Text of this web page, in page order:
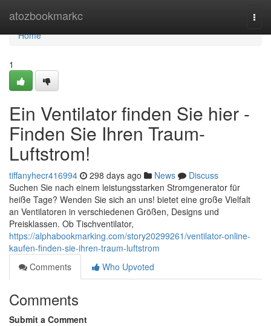
atozbookmarkc
Home
Home
1
Ein Ventilator finden Sie hier -
Finden Sie Ihren Traum-
Luftstrom!
tiffanyhecr416994 298 days ago News
Discuss
Suchen Sie nach einem leistungsstarken Stromgenerator für
heiße Tage? Wenden Sie sich an uns! bietet eine große Vielfalt
an Ventilatoren in verschiedenen Größen, Designs und
Preisklassen. Ob Tischventilator,
https://alphabookmarking.com/story20299261/ventilator-online-
kaufen-finden-sie-ihren-traum-luftstrom
Comments
Who Upvoted
Comments
Submit a Comment